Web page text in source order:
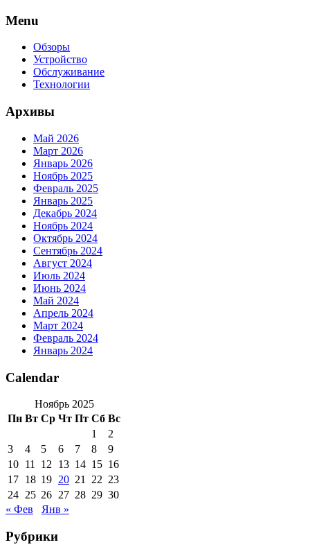
Skip
content
Menu
Обзоры
Устройство
Обслуживание
Технологии
Архивы
Май 2026
Март 2026
Январь 2026
Ноябрь 2025
Февраль 2025
Январь 2025
Декабрь 2024
Ноябрь 2024
Октябрь 2024
Сентябрь 2024
Август 2024
Июль 2024
Июнь 2024
Май 2024
Апрель 2024
Март 2024
Февраль 2024
Январь 2024
Calendar
Ноябрь 2025
Пн Вт Ср Чт Пт Сб Вс
1
2
3
4 5 6 7 8
9
10 11 12 13 14 15 16
17 18 19 20 21 22 23
24 25 26 27 28 29 30
« Фев
Янв »
Рубрики